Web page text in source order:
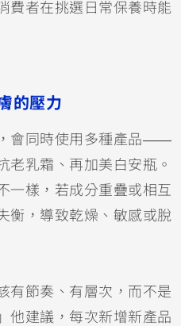
費者在挑選日常保養時能
的壓力
會同時使用多種產品——
老乳霜、再加美白安瓶。
一樣，若成分重疊或相互
衡，導致乾燥、敏感或脫
有節奏、有層次，而不是
他建議，每次新增新產品